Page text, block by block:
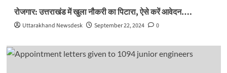
रोजगार: उत्तराखंड में खुला नौकरी का पिटारा, ऐसे करें आवेदन….
Uttarakhand Newsdesk September 22, 2024 0